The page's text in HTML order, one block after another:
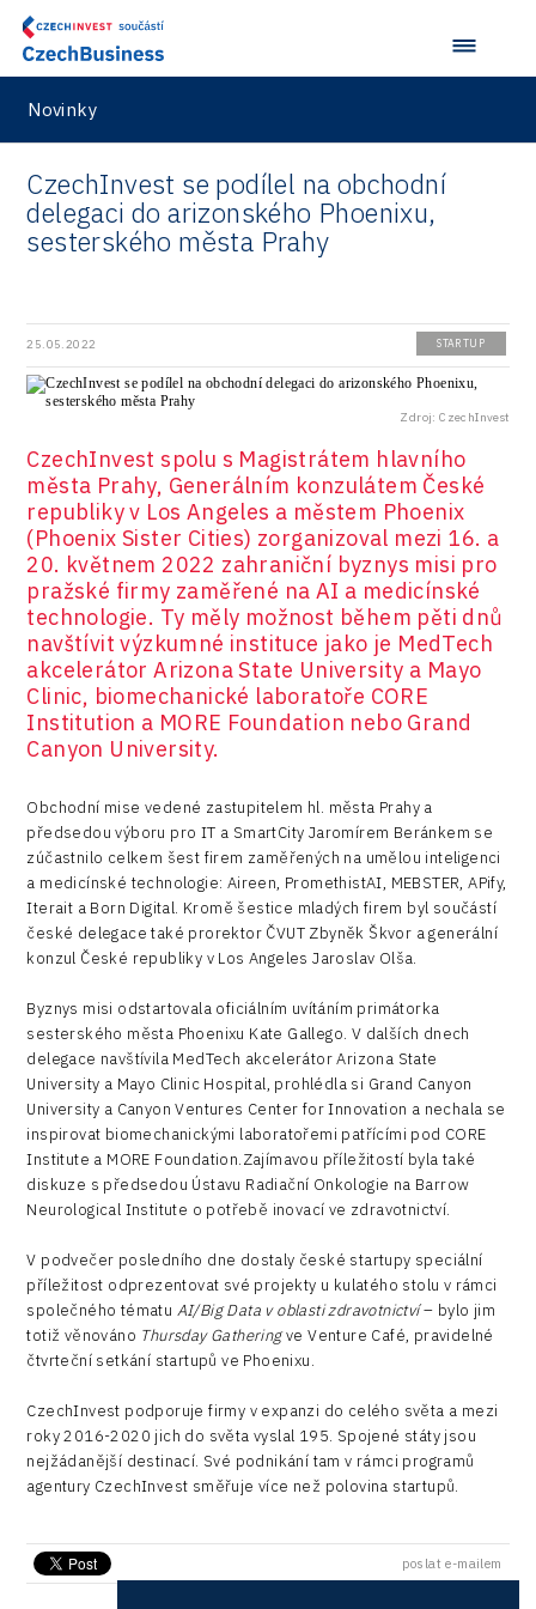
Virtual Lab
Rail
Road
Connectivity
Consulting
Data services
R&D
Security
Vehicles
Technická infrastruktura
Technické vzdělávání
Pasportizace
Novinky
CzechInvest se podílel na obchodní
delegaci do arizonského Phoenixu,
sesterského města Prahy
25.05.2022 STARTUP
Zdroj: CzechInvest
CzechInvest spolu s Magistrátem hlavního
města Prahy, Generálním konzulátem České
republiky v Los Angeles a městem Phoenix
(Phoenix Sister Cities) zorganizoval mezi 16. a
20. květnem 2022 zahraniční byznys misi pro
pražské firmy zaměřené na AI a medicínské
technologie. Ty měly možnost během pěti dnů
navštívit výzkumné instituce jako je MedTech
akcelerátor Arizona State University a Mayo
Clinic, biomechanické laboratoře CORE
Institution a MORE Foundation nebo Grand
Canyon University.
Obchodní mise vedené zastupitelem hl. města Prahy a
předsedou výboru pro IT a SmartCity Jaromírem Beránkem se
zúčastnilo celkem šest firem zaměřených na umělou inteligenci
a medicínské technologie: Aireen, PromethistAI, MEBSTER, APify,
Iterait a Born Digital. Kromě šestice mladých firem byl součástí
české delegace také prorektor ČVUT Zbyněk Škvor a generální
konzul České republiky v Los Angeles Jaroslav Olša.
Byznys misi odstartovala oficiálním uvítáním primátorka
sesterského města Phoenixu Kate Gallego. V dalších dnech
delegace navštívila MedTech akcelerátor Arizona State
University a Mayo Clinic Hospital, prohlédla si Grand Canyon
University a Canyon Ventures Center for Innovation a nechala se
inspirovat biomechanickými laboratořemi patřícími pod CORE
Institute a MORE Foundation.Zajímavou příležitostí byla také
diskuze s předsedou Ústavu Radiační Onkologie na Barrow
Neurological Institute o potřebě inovací ve zdravotnictví.
V podvečer posledního dne dostaly české startupy speciální
příležitost odprezentovat své projekty u kulatého stolu v rámci
společného tématu AI/Big Data v oblasti zdravotnictví– bylo jim
totiž věnováno Thursday Gatheringve Venture Café, pravidelné
čtvrteční setkání startupů ve Phoenixu.
CzechInvest podporuje firmy v expanzi do celého světa a mezi
roky 2016-2020 jich do světa vyslal 195. Spojené státy jsou
nejžádanější destinací. Své podnikání tam v rámci programů
agentury CzechInvest směřuje více než polovina startupů.
poslat e-mailem